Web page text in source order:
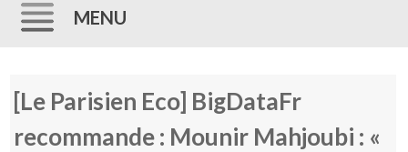
MENU
[Le Parisien Eco] BigDataFr
recommande : Mounir Mahjoubi : «